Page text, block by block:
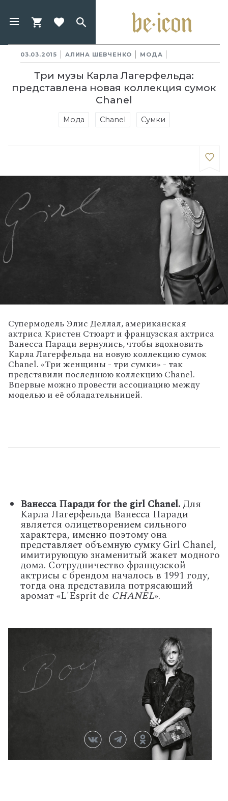
03.03.2015 АЛИНА ШЕВЧЕНКО МОДА
Три музы Карла Лагерфельда:
представлена новая коллекция сумок
Chanel
Мода Chanel Сумки
Супермодель Элис Деллал, американская
актриса Кристен Стюарт и французская актриса
Ванесса Паради вернулись, чтобы вдохновить
Карла Лагерфельда на новую коллекцию сумок
Chanel. «Три женщины - три сумки» - так
представили последнюю коллекцию Chanel.
Впервые можно провести ассоциацию между
моделью и её обладательницей.
Ванесса Парадиfor the girl Chanel. Для
Карла Лагерфельда Ванесса Паради
является олицетворением сильного
характера, именно поэтому она
представляет объемную сумкуGirl Chanel,
имитирующую знаменитый жакет модного
дома. Сотрудничество французской
актрисы с брендом началось в 1991 году,
тогда она представила потрясающий
аромат «L'Esprit de CHANEL».